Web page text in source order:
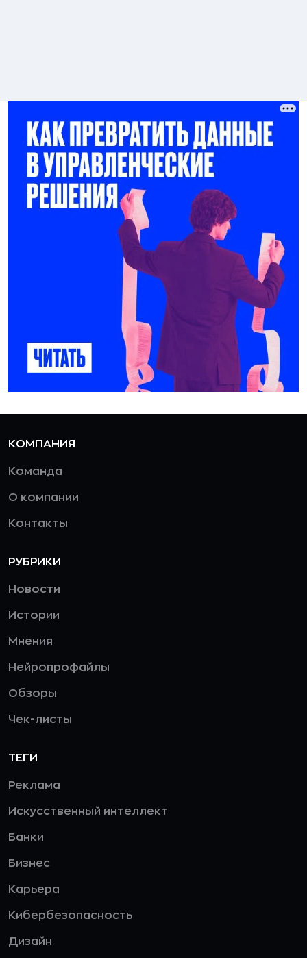
КОМПАНИЯ
Команда
О компании
Контакты
РУБРИКИ
Новости
Истории
Мнения
Нейропрофайлы
Обзоры
Чек-листы
ТЕГИ
Реклама
Искусственный интеллект
Банки
Бизнес
Карьера
Кибербезопасность
Дизайн